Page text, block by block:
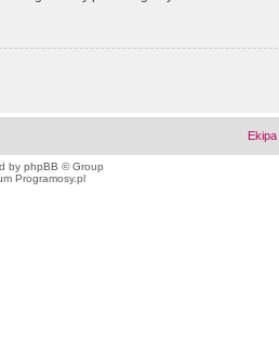
Ekipa
by phpBB © Group
Programosy.pl